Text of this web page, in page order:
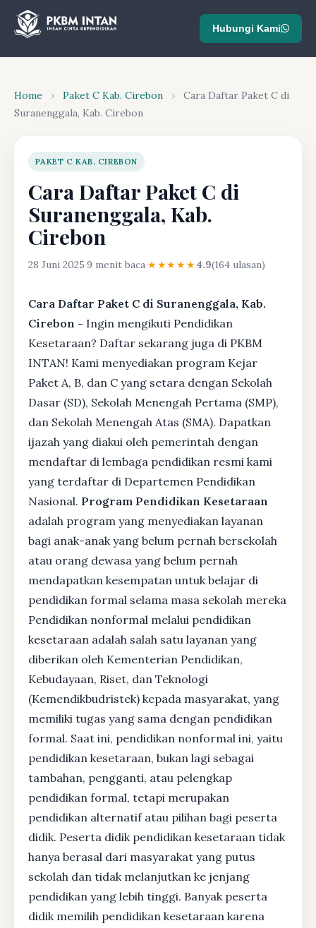
Hubungi Kami
Home › Paket C Kab. Cirebon ›
Cara Daftar Paket C di
Suranenggala, Kab. Cirebon
PAKET C KAB. CIREBON
Cara Daftar Paket C di
Suranenggala, Kab.
Cirebon
28 Juni 2025·9 menit baca·★★★★★4.9(164 ulasan)
Cara Daftar Paket C di Suranenggala, Kab.
Cirebon - Ingin mengikuti Pendidikan
Kesetaraan? Daftar sekarang juga di PKBM
INTAN! Kami menyediakan program Kejar
Paket A, B, dan C yang setara dengan Sekolah
Dasar (SD), Sekolah Menengah Pertama (SMP),
dan Sekolah Menengah Atas (SMA). Dapatkan
ijazah yang diakui oleh pemerintah dengan
mendaftar di lembaga pendidikan resmi kami
yang terdaftar di Departemen Pendidikan
Nasional. Program Pendidikan Kesetaraan
adalah program yang menyediakan layanan
bagi anak-anak yang belum pernah bersekolah
atau orang dewasa yang belum pernah
mendapatkan kesempatan untuk belajar di
pendidikan formal selama masa sekolah mereka
Pendidikan nonformal melalui pendidikan
kesetaraan adalah salah satu layanan yang
diberikan oleh Kementerian Pendidikan,
Kebudayaan, Riset, dan Teknologi
(Kemendikbudristek) kepada masyarakat, yang
memiliki tugas yang sama dengan pendidikan
formal. Saat ini, pendidikan nonformal ini, yaitu
pendidikan kesetaraan, bukan lagi sebagai
tambahan, pengganti, atau pelengkap
pendidikan formal, tetapi merupakan
pendidikan alternatif atau pilihan bagi peserta
didik. Peserta didik pendidikan kesetaraan tidak
hanya berasal dari masyarakat yang putus
sekolah dan tidak melanjutkan ke jenjang
pendidikan yang lebih tinggi. Banyak peserta
didik memilih pendidikan kesetaraan karena